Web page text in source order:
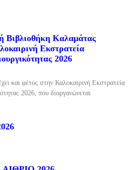
Βιβλιοθήκη Καλαμάτας
Εκστρατεία
2026
και φέτος στην Καλοκαιρινή Εκστρατεία
2026, που διοργανώνεται